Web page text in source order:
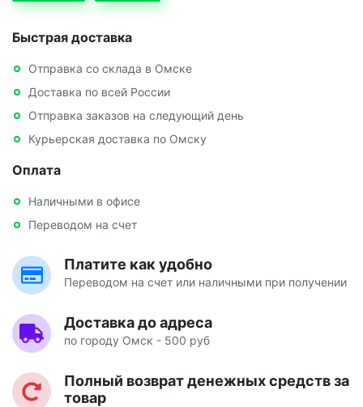
Быстрая доставка
Отправка со склада в Омске
Доставка по всей России
Отправка заказов на следующий день
Курьерская доставка по Омску
Оплата
Наличными в офисе
Переводом на счет
Платите как удобно
Переводом на счет или наличными при получении
Доставка до адреса
по городу Омск - 500 руб
Полный возврат денежных средств за
товар